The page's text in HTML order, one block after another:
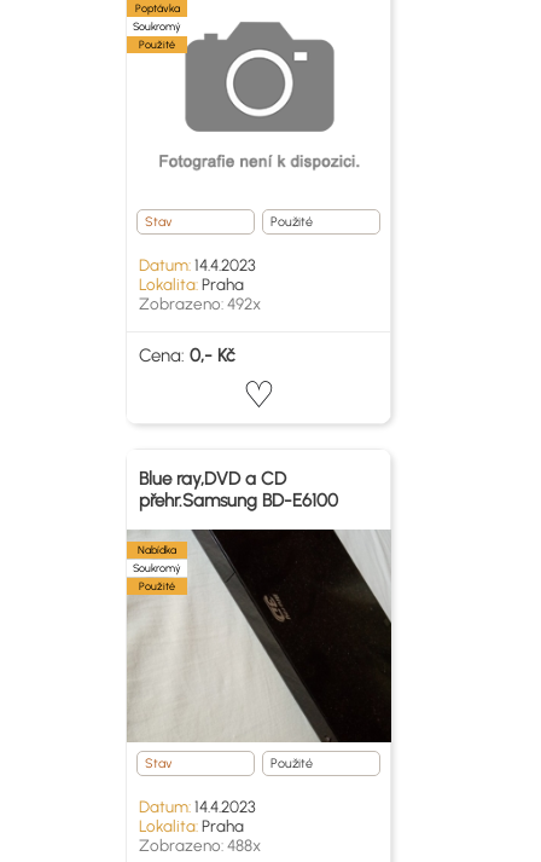
Poptávka
Soukromý
Použité
Stav Použité
Datum:14.4.2023
Lokalita:Praha
Zobrazeno: 492x
Cena: 0,- Kč
Blue ray,DVD a CD
přehr.Samsung BD-E6100
Nabídka
Soukromý
Použité
Stav Použité
Datum:14.4.2023
Lokalita:Praha
Zobrazeno: 488x